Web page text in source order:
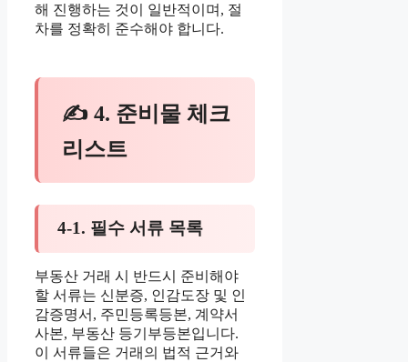
해 진행하는 것이 일반적이며, 절
차를 정확히 준수해야 합니다.
✍ 4. 준비물 체크
리스트
4-1. 필수 서류 목록
부동산 거래 시 반드시 준비해야
할 서류는 신분증, 인감도장 및 인
감증명서, 주민등록등본, 계약서
사본, 부동산 등기부등본입니다.
이 서류들은 거래의 법적 근거와